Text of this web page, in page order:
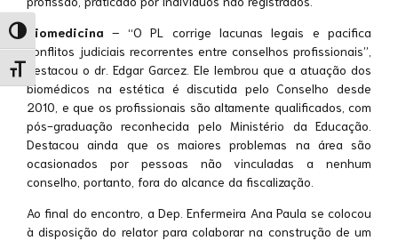
Alternar alto contraste
Alternar tamanho da fonte
Biomedicina – “O PL corrige lacunas legais e pacifica
conflitos judiciais recorrentes entre conselhos profissionais”,
destacou o dr. Edgar Garcez. Ele lembrou que a atuação dos
biomédicos na estética é discutida pelo Conselho desde
2010, e que os profissionais são altamente qualificados, com
pós-graduação reconhecida pelo Ministério da Educação.
Destacou ainda que os maiores problemas na área são
ocasionados por pessoas não vinculadas a nenhum
conselho, portanto, fora do alcance da fiscalização.
Ao final do encontro, a Dep. Enfermeira Ana Paula se colocou
à disposição do relator para colaborar na construção de um